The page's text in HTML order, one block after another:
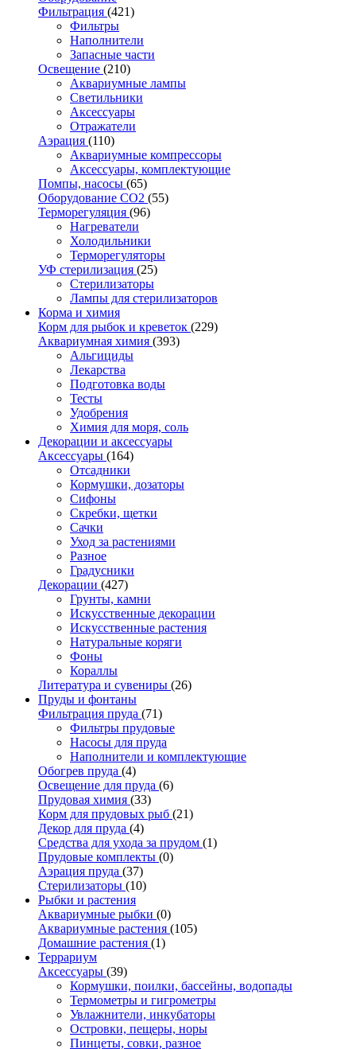
Фильтрация (421)
Фильтры
Наполнители
Запасные части
Освещение (210)
Аквариумные лампы
Светильники
Аксессуары
Отражатели
Аэрация (110)
Аквариумные компрессоры
Аксессуары, комплектующие
Помпы, насосы (65)
Оборудование CO2 (55)
Терморегуляция (96)
Нагреватели
Холодильники
Терморегуляторы
УФ стерилизация (25)
Стерилизаторы
Лампы для стерилизаторов
Корма и химия
Корм для рыбок и креветок (229)
Аквариумная химия (393)
Альгициды
Лекарства
Подготовка воды
Тесты
Удобрения
Химия для моря, соль
Декорации и аксессуары
Аксессуары (164)
Отсадники
Кормушки, дозаторы
Сифоны
Скребки, щетки
Сачки
Уход за растениями
Разное
Градусники
Декорации (427)
Грунты, камни
Искусственные декорации
Искусственные растения
Натуральные коряги
Фоны
Кораллы
Литература и сувениры (26)
Пруды и фонтаны
Фильтрация пруда (71)
Фильтры прудовые
Насосы для пруда
Наполнители и комплектующие
Обогрев пруда (4)
Освещение для пруда (6)
Прудовая химия (33)
Корм для прудовых рыб (21)
Декор для пруда (4)
Средства для ухода за прудом (1)
Прудовые комплекты (0)
Аэрация пруда (37)
Стерилизаторы (10)
Рыбки и растения
Аквариумные рыбки (0)
Аквариумные растения (105)
Домашние растения (1)
Террариум
Аксессуары (39)
Кормушки, поилки, бассейны, водопады
Термометры и гигрометры
Увлажнители, инкубаторы
Островки, пещеры, норы
Пинцеты, совки, разное